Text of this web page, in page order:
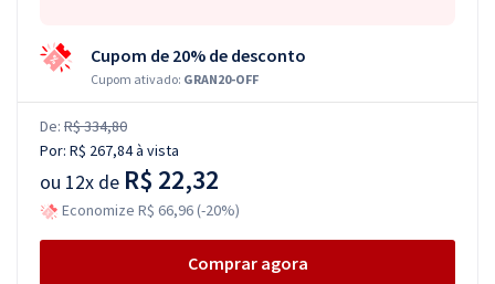
Cupom de 20% de desconto
Cupom ativado: GRAN20-OFF
De: R$ 334,80
Por: R$ 267,84à vista
ou 12x de R$ 22,32
Economize R$ 66,96 (-20%)
Comprar agora